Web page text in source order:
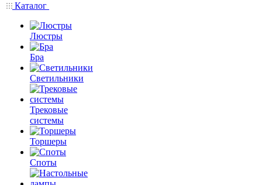
Каталог
Люстры
Бра
Светильники
Трековые
системы
Торшеры
Споты